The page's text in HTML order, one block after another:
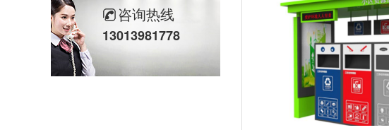
咨询热线
13013981778